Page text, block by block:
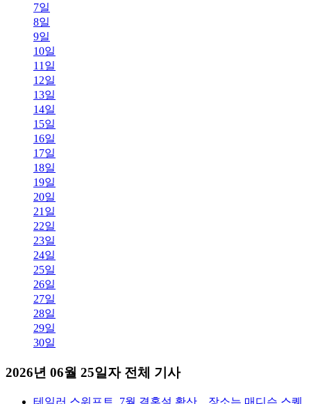
7일
8일
9일
10일
11일
12일
13일
14일
15일
16일
17일
18일
19일
20일
21일
22일
23일
24일
25일
26일
27일
28일
29일
30일
2026년 06월 25일자 전체 기사
테일러 스위프트, 7월 결혼설 확산…장소는 매디슨 스퀘